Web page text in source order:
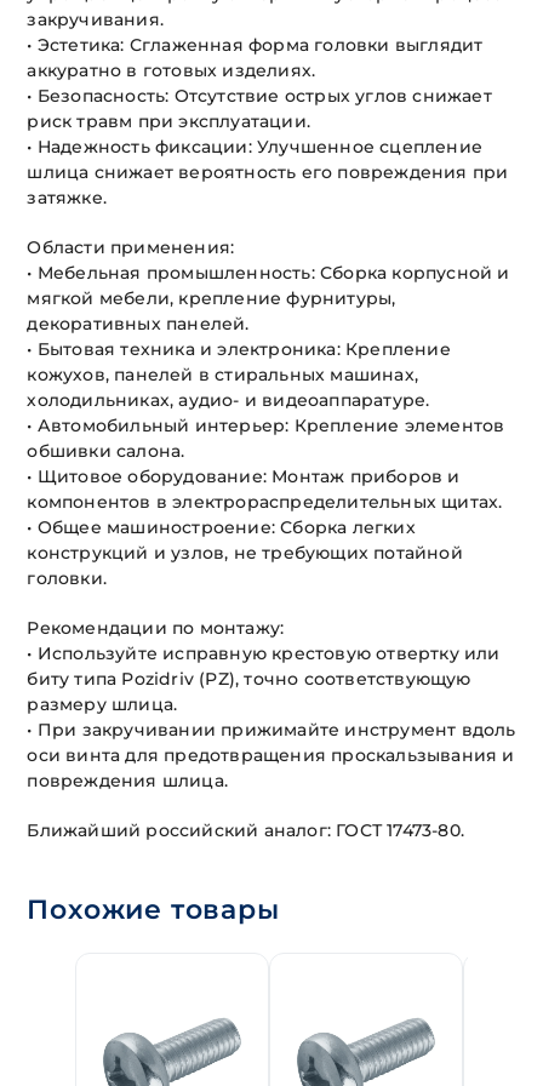
закручивания.
• Эстетика: Сглаженная форма головки выглядит
аккуратно в готовых изделиях.
• Безопасность: Отсутствие острых углов снижает
риск травм при эксплуатации.
• Надежность фиксации: Улучшенное сцепление
шлица снижает вероятность его повреждения при
затяжке.
Области применения:
• Мебельная промышленность: Сборка корпусной и
мягкой мебели, крепление фурнитуры,
декоративных панелей.
• Бытовая техника и электроника: Крепление
кожухов, панелей в стиральных машинах,
холодильниках, аудио- и видеоаппаратуре.
• Автомобильный интерьер: Крепление элементов
обшивки салона.
• Щитовое оборудование: Монтаж приборов и
компонентов в электрораспределительных щитах.
• Общее машиностроение: Сборка легких
конструкций и узлов, не требующих потайной
головки.
Рекомендации по монтажу:
• Используйте исправную крестовую отвертку или
биту типа Pozidriv (PZ), точно соответствующую
размеру шлица.
• При закручивании прижимайте инструмент вдоль
оси винта для предотвращения проскальзывания и
повреждения шлица.
Ближайший российский аналог: ГОСТ 17473-80.
Похожие товары